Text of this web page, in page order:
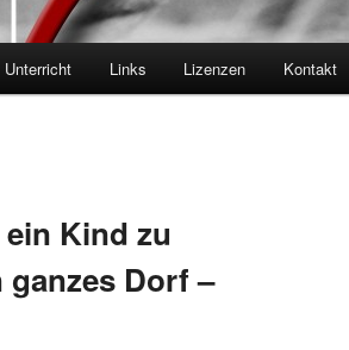
Unterricht Links Lizenzen Kontakt
Kind zu
Dorf –